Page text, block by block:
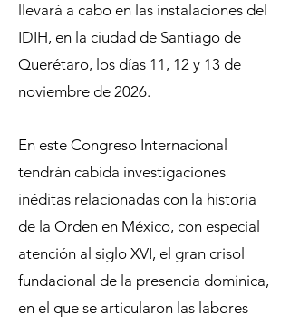
llevará a cabo en las instalaciones del
IDIH, en la ciudad de Santiago de
Querétaro, los días 11, 12 y 13 de
noviembre de 2026.
En este Congreso Internacional
tendrán cabida investigaciones
inéditas relacionadas con la historia
de la Orden en México, con especial
atención al siglo XVI, el gran crisol
fundacional de la presencia dominica,
en el que se articularon las labores